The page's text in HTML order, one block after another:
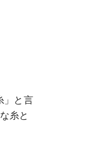
」と言
糸と